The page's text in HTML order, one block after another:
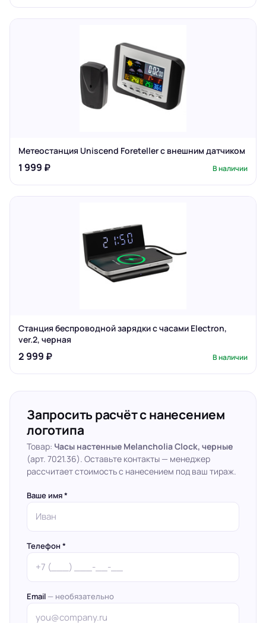
Метеостанция Uniscend Foreteller с внешним датчиком
1 999 ₽ В наличии
Станция беспроводной зарядки с часами Electron,
ver.2, черная
2 999 ₽ В наличии
Запросить расчёт с нанесением
логотипа
Товар: Часы настенные Melancholia Clock, черные
(арт. 7021.36). Оставьте контакты — менеджер
рассчитает стоимость с нанесением под ваш тираж.
Ваше имя *
Телефон *
Email — необязательно